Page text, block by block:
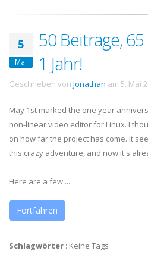
5
Mai
50 Beiträge,
1 Jahr!
Geschrieben von Jonathan am 5. Mai
May 1st marked the one year
non-linear video editor for Linux. I
on how far the project has come. It
this crazy adventure, and now it's
Here are a few ...
Fortfahren
Schlagwörter : Keine Tags